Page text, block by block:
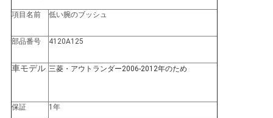
せ
ー
項目名前 低い腕のブッシュ
部品番号 4120A125
車モデル 三菱・アウトランダー2006-2012年のため
保証 1年